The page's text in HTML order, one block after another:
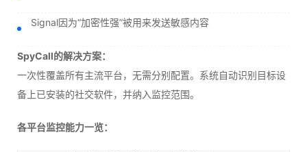
Signal因为“加密性强”被用来发送敏感内容
SpyCall的解决方案：
一次性覆盖所有主流平台，无需分别配置。系统自动识别目标设
备上已安装的社交软件，并纳入监控范围。
各平台监控能力一览：